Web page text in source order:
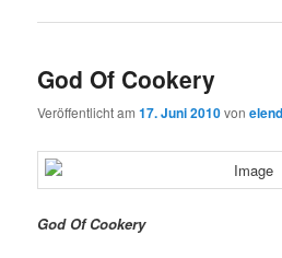
God Of Cookery
Veröffentlicht am17. Juni 2010vonelend
God Of Cookery